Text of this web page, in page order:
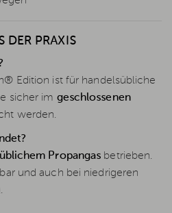
DER PRAXIS
Edition ist für handelsübliche
sicher im geschlossenen
werden.
Propangas betrieben.
und auch bei niedrigeren